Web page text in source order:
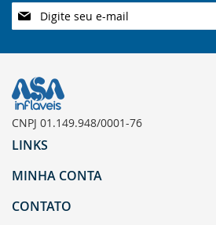
Inscreva-
se
nossa
CNPJ 01.149.948/0001-76
LINKS
MINHA CONTA
CONTATO